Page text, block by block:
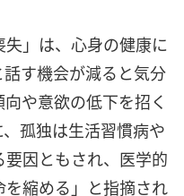
」は、心身の健康に
す機会が減ると気分
や意欲の低下を招く
孤独は生活習慣病や
因ともされ、医学的
縮める」と指摘され